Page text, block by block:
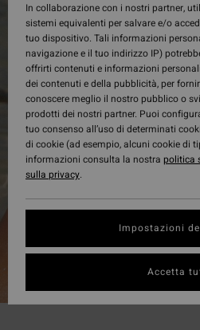
In collaborazione con i nostri partner,
sistemi equivalenti per salvare e/o
tuo dispositivo. Tali informazioni
navigazione e il tuo indirizzo IP)
offrirti contenuti e informazioni
dei contenuti e della pubblicità, per
conoscere meglio il nostro pubblico o
prodotti dei nostri partner. Puoi
tuo consenso all’uso di determinati
di cookie (ad esempio, alcuni cookie di
informazioni consulta la nostra politica
sulla privacy.
Impostazioni
Accetta